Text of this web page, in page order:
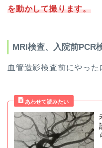
を動かして撮ります。
MRI検査、入院前PCR
血管造影検査前にやった